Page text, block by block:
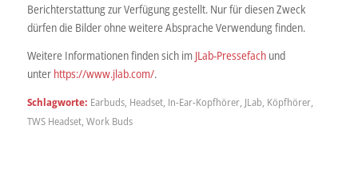
Berichterstattung zur Verfügung gestellt. Nur für diesen Zweck
dürfen die Bilder ohne weitere Absprache Verwendung finden.
Weitere Informationen finden sich im JLab-Pressefachund
unter https://www.jlab.com/.
Schlagworte: Earbuds, Headset, In-Ear-Kopfhörer, JLab, Köpfhörer,
TWS Headset, Work Buds